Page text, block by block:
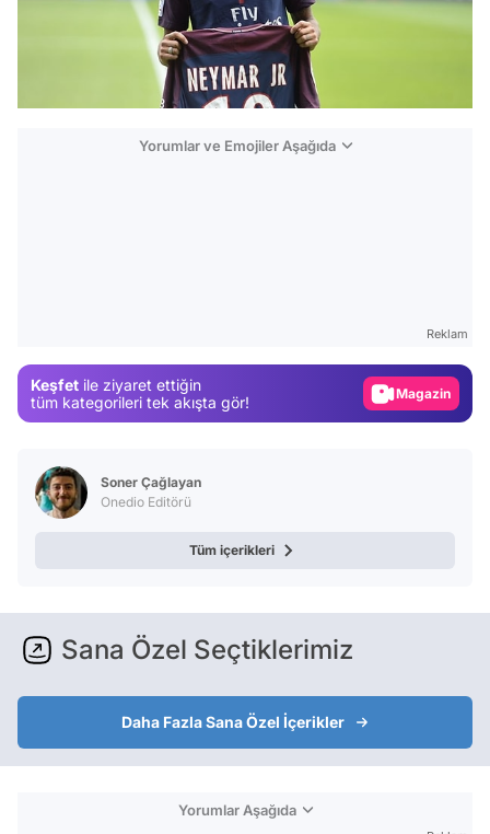
Yorumlar ve Emojiler Aşağıda
Reklam
Keşfet ile ziyaret ettiğin
tüm kategorileri tek akışta gör!
Video
Soner Çağlayan
Onedio Editörü
Tüm içerikleri
Sana Özel Seçtiklerimiz
Daha Fazla Sana Özel İçerikler
Yorumlar Aşağıda